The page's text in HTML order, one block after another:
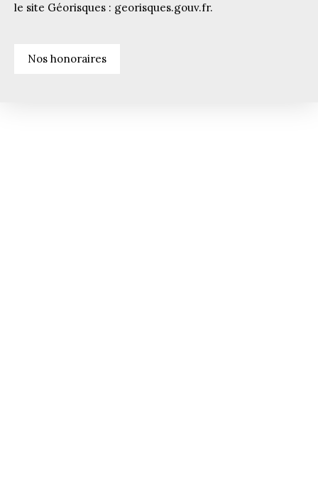
le site Géorisques : georisques.gouv.fr.
Nos honoraires